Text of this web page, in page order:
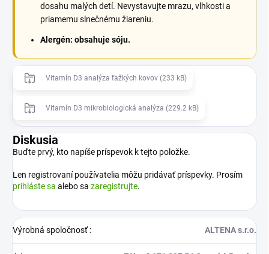
dosahu malých detí. Nevystavujte mrazu, vlhkosti a
priamemu slnečnému žiareniu.
Alergén: obsahuje sóju.
Vitamín D3 analýza ťažkých kovov (233 kB)
Vitamín D3 mikrobiologická analýza (229.2 kB)
Diskusia
Buďte prvý, kto napíše príspevok k tejto položke.
Len registrovaní používatelia môžu pridávať príspevky. Prosím
prihláste sa alebo sa zaregistrujte.
Výrobná spoločnosť: ALTENA s.r.o.